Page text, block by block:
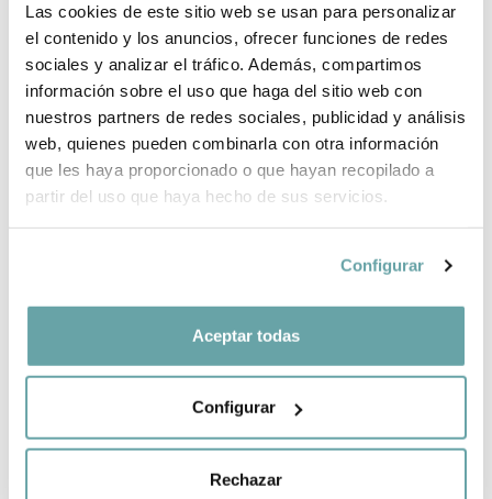
Las cookies de este sitio web se usan para personalizar
el contenido y los anuncios, ofrecer funciones de redes
sociales y analizar el tráfico. Además, compartimos
información sobre el uso que haga del sitio web con
nuestros partners de redes sociales, publicidad y análisis
web, quienes pueden combinarla con otra información
que les haya proporcionado o que hayan recopilado a
partir del uso que haya hecho de sus servicios.
Configurar
Aceptar todas
Configurar
Rechazar